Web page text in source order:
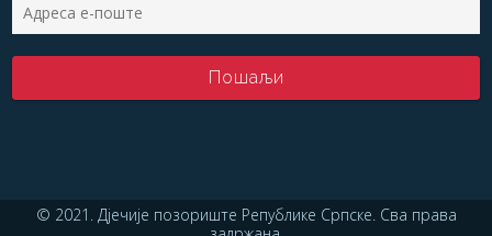
© 2021. Дјечије позориште Републике Српске. Сва права